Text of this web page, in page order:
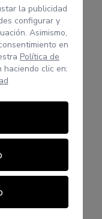
la publicidad
configurar y
Asimismo,
en
Política de
haciendo clic en: